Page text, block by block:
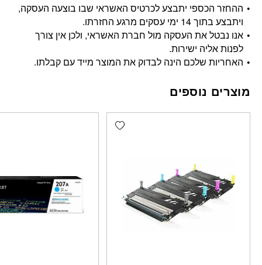
ההחזר הכספי יתבצע לכרטיס האשראי שבו בוצעה העסקה,
ויתבצע בתוך 14 ימי עסקים מרגע החזרתו.
אנו נבטל את העסקה מול חברת האשראי, ולכן אין צורך
לפנות אליה ישירות.
האחריות שלכם הינה לבדוק את המוצר מייד עם קבלתו.
מוצרים נוספים
Add wishlist